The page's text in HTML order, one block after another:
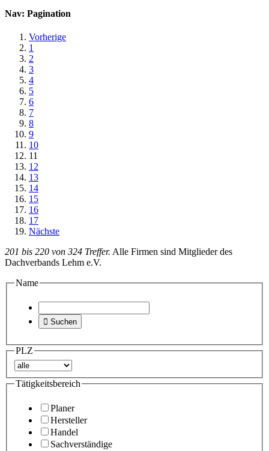
Nav: Pagination
Vorherige
1
2
3
4
5
6
7
8
9
10
11
12
13
14
15
16
17
Nächste
201 bis 220 von 324 Treffer. Alle Firmen sind Mitglieder des
Dachverbands Lehm e.V.
Name
 Suchen
PLZ
Tätigkeitsbereich
Planer
Hersteller
Handel
Sachverständige